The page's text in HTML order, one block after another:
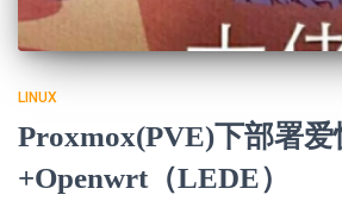
LINUX
Proxmox(PVE)下部署爱
+Openwrt（LEDE）